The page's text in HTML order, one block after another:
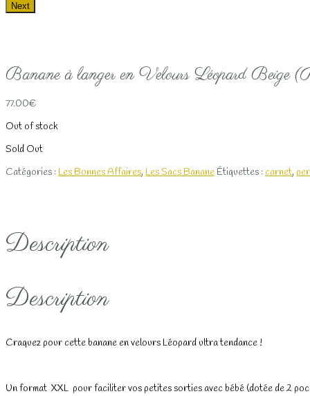
Next
Banane à langer en Velours Léopard Beige
77.00€
Out of stock
Sold Out
Catégories :Les Bonnes Affaires, Les Sacs Banane Étiquettes :carnet,
Description
Description
Craquez pour cette banane en velours Léopard ultra tendance !
Un format XXL pour faciliter vos petites sorties avec bébé (dotée de 2